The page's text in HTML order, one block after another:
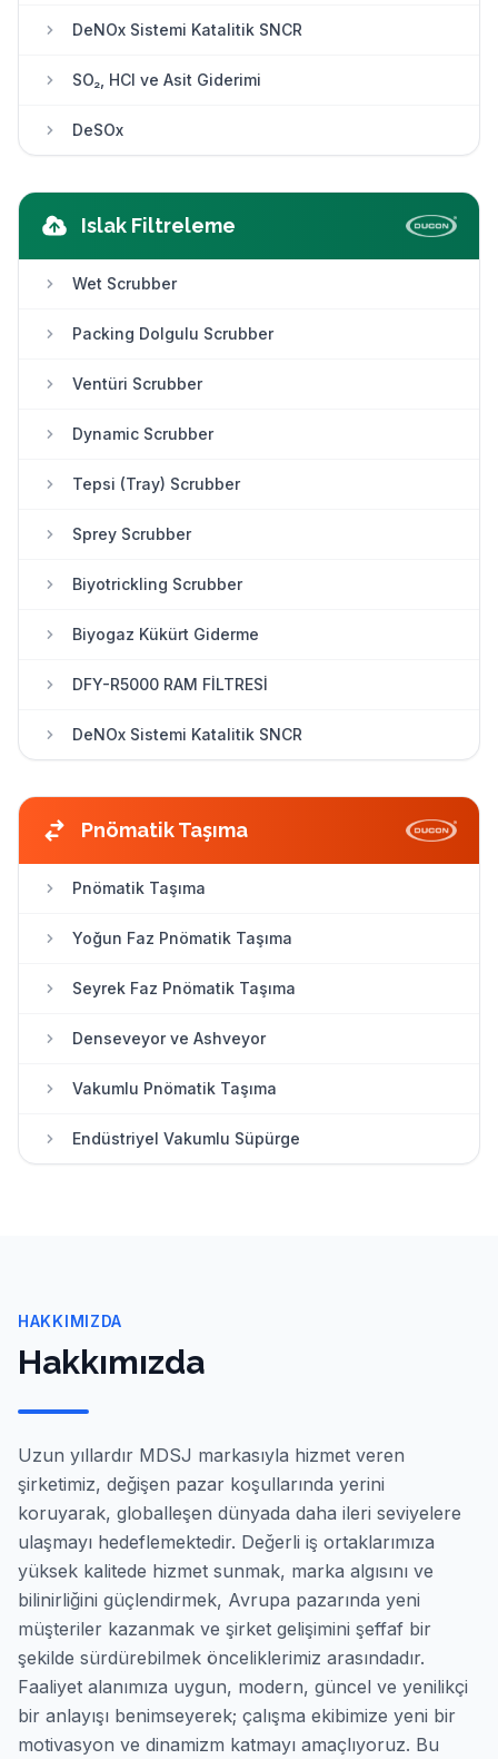
DUCON Aktif Karbon Filtreler
DeNOx Sistemi Katalitik SNCR
SO₂, HCl ve Asit Giderimi
Islak Filtreleme
Wet Scrubber
Packing Dolgulu Scrubber
Ventüri Scrubber
Dynamic Scrubber
Tepsi (Tray) Scrubber
Sprey Scrubber
Biyotrickling Scrubber
Biyogaz Kükürt Giderme
DFY-R5000 RAM FİLTRESİ
Pnömatik Taşıma
Pnömatik Taşıma
Yoğun Faz Pnömatik Taşıma
Seyrek Faz Pnömatik Taşıma
Denseveyor ve Ashveyor
Vakumlu Pnömatik Taşıma
HAKKIMIZDA
Hakkımızda
Uzun yıllardır MDSJ markasıyla hizmet veren
şirketimiz, değişen pazar koşullarında yerini
koruyarak, globalleşen dünyada daha ileri seviyelere
ulaşmayı hedeflemektedir. Değerli iş ortaklarımıza
yüksek kalitede hizmet sunmak, marka algısını ve
bilinirliğini güçlendirmek, Avrupa pazarında yeni
müşteriler kazanmak ve şirket gelişimini şeffaf bir
şekilde sürdürebilmek önceliklerimiz arasındadır.
Faaliyet alanımıza uygun, modern, güncel ve yenilikçi